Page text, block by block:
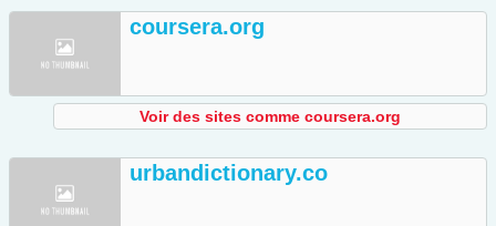
coursera.org
Voir des sites comme coursera.org
urbandictionary.co